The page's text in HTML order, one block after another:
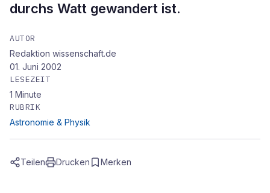
durchs Watt gewandert ist.
AUTOR
Redaktion wissenschaft.de
01. Juni 2002
LESEZEIT
1 Minute
RUBRIK
Astronomie & Physik
Teilen Drucken Merken